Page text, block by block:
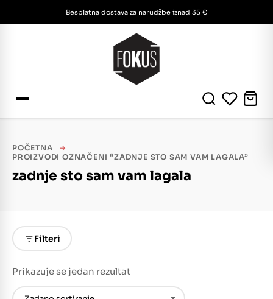
Besplatna dostava za narudžbe iznad 35 €
POČETNA
→
PROIZVODI OZNAČENI “ZADNJE STO SAM VAM LAGALA”
zadnje sto sam vam lagala
Filteri
Prikazuje se jedan rezultat